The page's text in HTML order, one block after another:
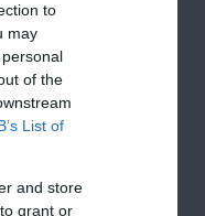
to
may
of the
List of
and store
grant or